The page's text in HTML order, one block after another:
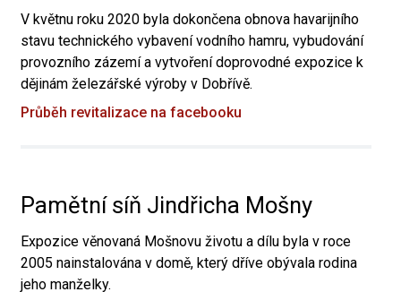
V květnu roku 2020 byla dokončena obnova havarijního
stavu technického vybavení vodního hamru, vybudování
provozního zázemí a vytvoření doprovodné expozice k
dějinám železářské výroby v Dobřívě.
Průběh revitalizace na facebooku
Pamětní síň Jindřicha Mošny
Expozice věnovaná Mošnovu životu a dílu byla v roce
2005 nainstalována v domě, který dříve obývala rodina
jeho manželky.